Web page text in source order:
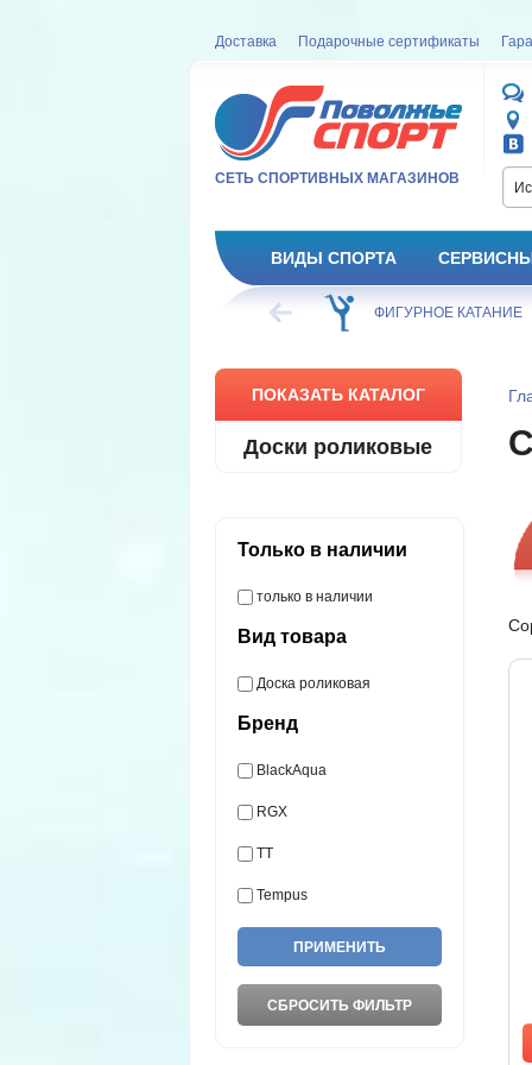
Доставка Подарочные сертификаты
СЕТЬ СПОРТИВНЫХ МАГАЗИНОВ
ВИДЫ СПОРТА
ФИГУРНОЕ КАТАНИЕ
ПОКАЗАТЬ КАТАЛОГ
Доски роликовые
Только в наличии
только в наличии
Вид товара
Доска роликовая
Бренд
BlackAqua
RGX
TT
Tempus